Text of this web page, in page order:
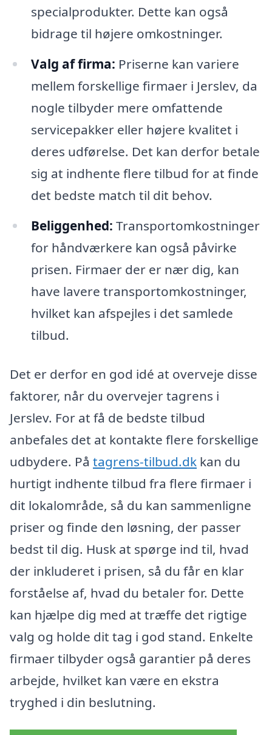
specialprodukter. Dette kan også
bidrage til højere omkostninger.
Valg af firma: Priserne kan variere
mellem forskellige firmaer i Jerslev, da
nogle tilbyder mere omfattende
servicepakker eller højere kvalitet i
deres udførelse. Det kan derfor betale
sig at indhente flere tilbud for at finde
det bedste match til dit behov.
Beliggenhed: Transportomkostninger
for håndværkere kan også påvirke
prisen. Firmaer der er nær dig, kan
have lavere transportomkostninger,
hvilket kan afspejles i det samlede
tilbud.
Det er derfor en god idé at overveje disse
faktorer, når du overvejer tagrens i
Jerslev. For at få de bedste tilbud
anbefales det at kontakte flere forskellige
udbydere. På tagrens-tilbud.dk kan du
hurtigt indhente tilbud fra flere firmaer i
dit lokalområde, så du kan sammenligne
priser og finde den løsning, der passer
bedst til dig. Husk at spørge ind til, hvad
der inkluderet i prisen, så du får en klar
forståelse af, hvad du betaler for. Dette
kan hjælpe dig med at træffe det rigtige
valg og holde dit tag i god stand. Enkelte
firmaer tilbyder også garantier på deres
arbejde, hvilket kan være en ekstra
tryghed i din beslutning.